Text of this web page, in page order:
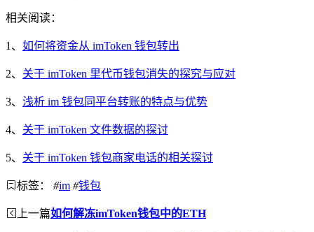
相关阅读：
1、 如何将资金从 imToken 钱包转出
2、 关于 imToken 里代币钱包消失的探究与应对
3、 浅析 im 钱包同平台转账的特点与优势
4、 关于 imToken 文件数据的探讨
5、 关于 imToken 钱包商家电话的相关探讨
标签： #im #钱包
上一篇如何解冻imToken钱包中的ETH